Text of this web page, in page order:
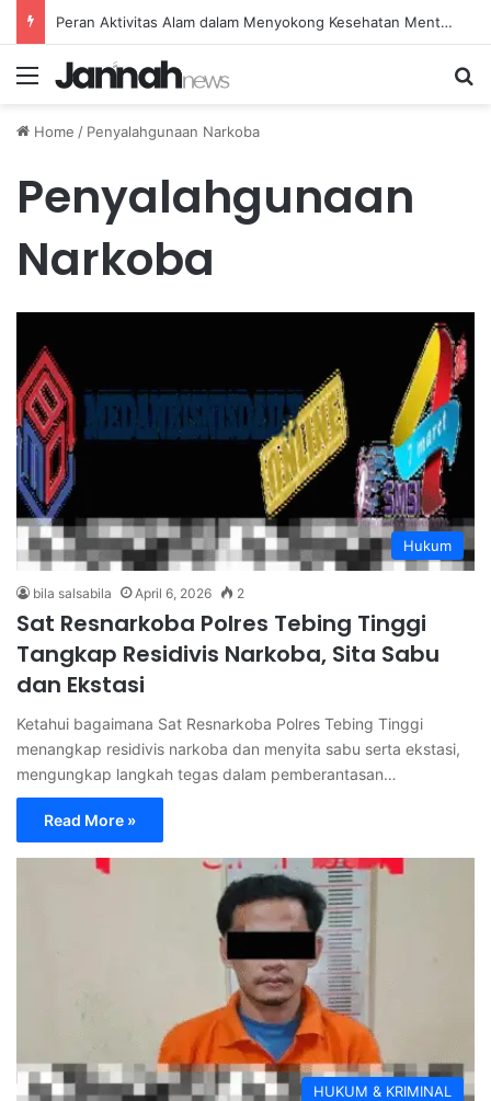
Peran Aktivitas Alam dalam Menyokong Kesehatan Mental dan Menenangkan Pikiran di Masa Sulit
Menu
Home / Penyalahgunaan Narkoba
Penyalahgunaan
Narkoba
Hukum
bila salsabila April 6, 2026 2
Sat Resnarkoba Polres Tebing Tinggi
Tangkap Residivis Narkoba, Sita Sabu
dan Ekstasi
Ketahui bagaimana Sat Resnarkoba Polres Tebing Tinggi
menangkap residivis narkoba dan menyita sabu serta ekstasi,
mengungkap langkah tegas dalam pemberantasan…
Read More »
HUKUM & KRIMINAL